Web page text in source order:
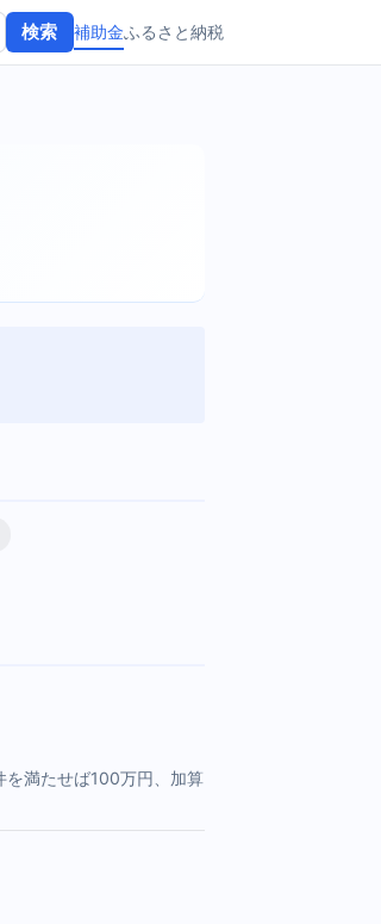
検索 補助金ふるさと納税
を満たせば100万円、加算